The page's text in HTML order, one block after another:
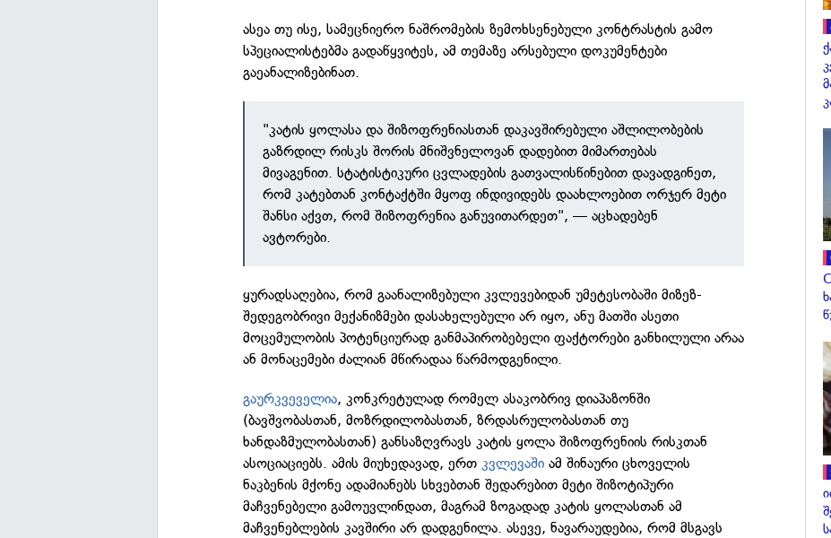
ასეა თუ ისე, სამეცნიერო ნაშრომების ზემოხსენებული კონტრასტის გამო
სპეციალისტებმა გადაწყვიტეს, ამ თემაზე არსებული დოკუმენტები
გაეანალიზებინათ.
"კატის ყოლასა და შიზოფრენიასთან დაკავშირებული აშლილობების
გაზრდილ რისკს შორის მნიშვნელოვან დადებით მიმართებას
მივაგენით. სტატისტიკური ცვლადების გათვალისწინებით დავადგინეთ,
რომ კატებთან კონტაქტში მყოფ ინდივიდებს დაახლოებით ორჯერ მეტი
შანსი აქვთ, რომ შიზოფრენია განუვითარდეთ", — აცხადებენ
ავტორები.
ყურადსაღებია, რომ გაანალიზებული კვლევებიდან უმეტესობაში მიზეზ-
შედეგობრივი მექანიზმები დასახელებული არ იყო, ანუ მათში ასეთი
მოცემულობის პოტენციურად განმაპირობებელი ფაქტორები განხილული არაა
ან მონაცემები ძალიან მწირადაა წარმოდგენილი.
გაურკვეველია, კონკრეტულად რომელ ასაკობრივ დიაპაზონში
(ბავშვობასთან, მოზრდილობასთან, ზრდასრულობასთან თუ
ხანდაზმულობასთან) განსაზღვრავს კატის ყოლა შიზოფრენიის რისკთან
ასოციაციებს. ამის მიუხედავად, ერთკვლევაში ამ შინაური ცხოველის
ნაკბენის მქონე ადამიანებს სხვებთან შედარებით მეტი შიზოტიპური
მაჩვენებელი გამოუვლინდათ, მაგრამ ზოგადად კატის ყოლასთან ამ
მაჩვენებლების კავშირი არ დადგენილა. ასევე, ნავარაუდებია, რომ მსგავს